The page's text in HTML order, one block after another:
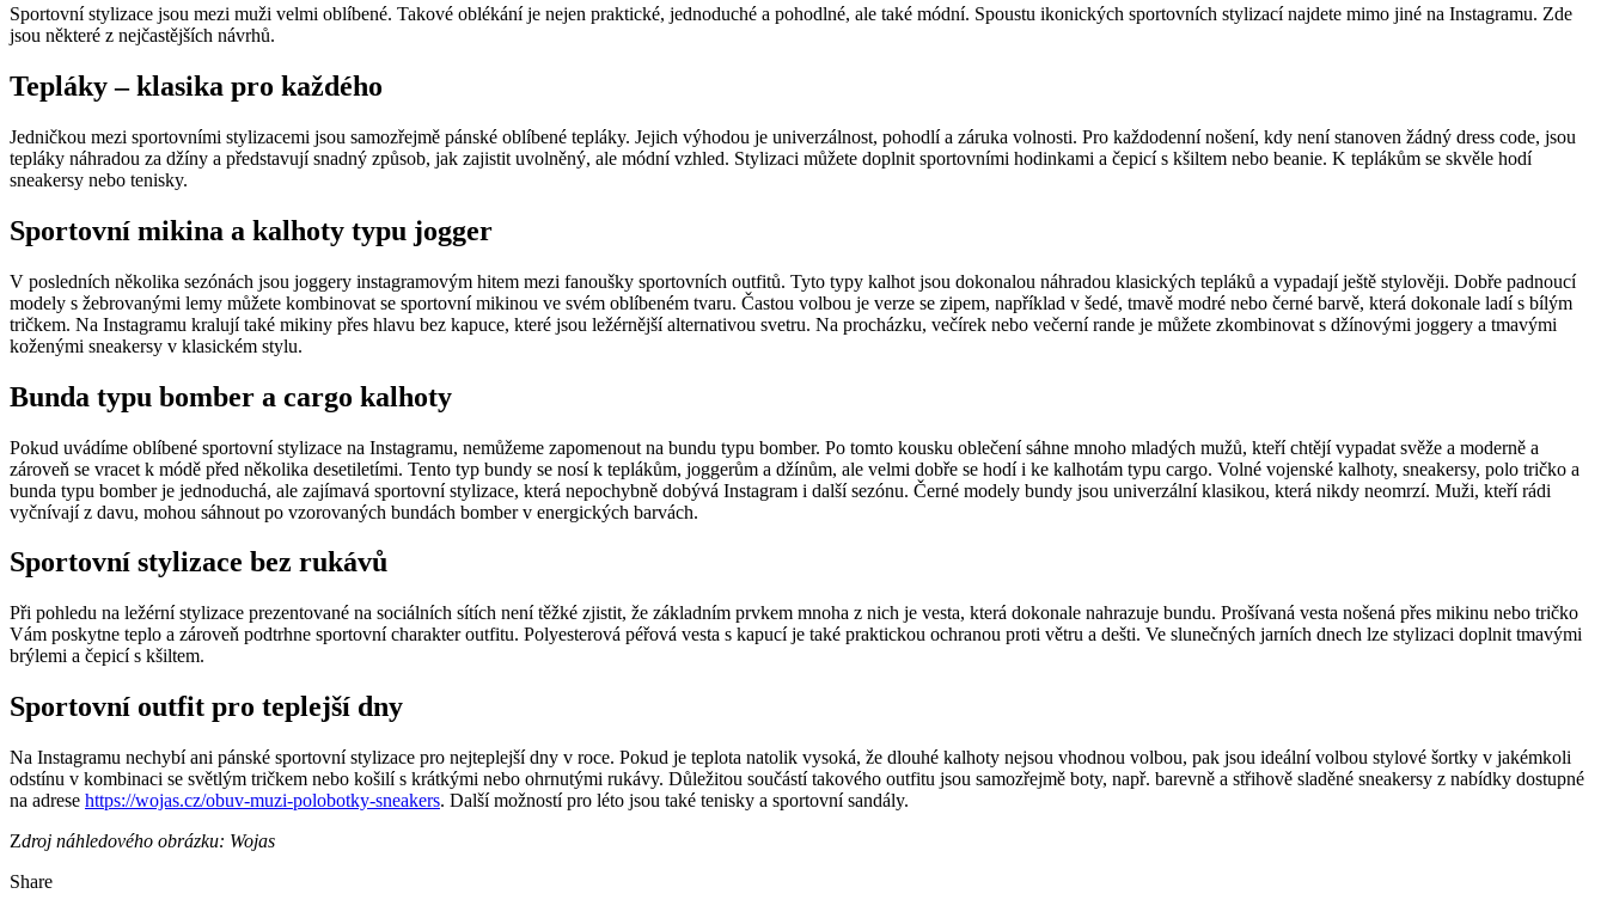
Sportovní stylizace jsou mezi muži velmi oblíbené. Takové oblékání je nejen praktické, jednoduché a pohodlné, ale také módní. Spoustu ikonických sportovních stylizací najdete mimo jiné na Instagramu. Zde
jsou některé z nejčastějších návrhů.
Tepláky – klasika pro každého
Jedničkou mezi sportovními stylizacemi jsou samozřejmě pánské oblíbené tepláky. Jejich výhodou je univerzálnost, pohodlí a záruka volnosti. Pro každodenní nošení, kdy není stanoven žádný dress code, jsou
tepláky náhradou za džíny a představují snadný způsob, jak zajistit uvolněný, ale módní vzhled. Stylizaci můžete doplnit sportovními hodinkami a čepicí s kšiltem nebo beanie. K teplákům se skvěle hodí
sneakersy nebo tenisky.
Sportovní mikina a kalhoty typu jogger
V posledních několika sezónách jsou joggery instagramovým hitem mezi fanoušky sportovních outfitů. Tyto typy kalhot jsou dokonalou náhradou klasických tepláků a vypadají ještě stylověji. Dobře padnoucí
modely s žebrovanými lemy můžete kombinovat se sportovní mikinou ve svém oblíbeném tvaru. Častou volbou je verze se zipem, například v šedé, tmavě modré nebo černé barvě, která dokonale ladí s bílým
tričkem. Na Instagramu kralují také mikiny přes hlavu bez kapuce, které jsou ležérnější alternativou svetru. Na procházku, večírek nebo večerní rande je můžete zkombinovat s džínovými joggery a tmavými
koženými sneakersy v klasickém stylu.
Bunda typu bomber a cargo kalhoty
Pokud uvádíme oblíbené sportovní stylizace na Instagramu, nemůžeme zapomenout na bundu typu bomber. Po tomto kousku oblečení sáhne mnoho mladých mužů, kteří chtějí vypadat svěže a moderně a
zároveň se vracet k módě před několika desetiletími. Tento typ bundy se nosí k teplákům, joggerům a džínům, ale velmi dobře se hodí i ke kalhotám typu cargo. Volné vojenské kalhoty, sneakersy, polo tričko a
bunda typu bomber je jednoduchá, ale zajímavá sportovní stylizace, která nepochybně dobývá Instagram i další sezónu. Černé modely bundy jsou univerzální klasikou, která nikdy neomrzí. Muži, kteří rádi
vyčnívají z davu, mohou sáhnout po vzorovaných bundách bomber v energických barvách.
Sportovní stylizace bez rukávů
Při pohledu na ležérní stylizace prezentované na sociálních sítích není těžké zjistit, že základním prvkem mnoha z nich je vesta, která dokonale nahrazuje bundu. Prošívaná vesta nošená přes mikinu nebo tričko
Vám poskytne teplo a zároveň podtrhne sportovní charakter outfitu. Polyesterová péřová vesta s kapucí je také praktickou ochranou proti větru a dešti. Ve slunečných jarních dnech lze stylizaci doplnit tmavými
brýlemi a čepicí s kšiltem.
Sportovní outfit pro teplejší dny
Na Instagramu nechybí ani pánské sportovní stylizace pro nejteplejší dny v roce. Pokud je teplota natolik vysoká, že dlouhé kalhoty nejsou vhodnou volbou, pak jsou ideální volbou stylové šortky v jakémkoli
odstínu v kombinaci se světlým tričkem nebo košilí s krátkými nebo ohrnutými rukávy. Důležitou součástí takového outfitu jsou samozřejmě boty, např. barevně a střihově sladěné sneakersy z nabídky dostupné
na adrese https://wojas.cz/obuv-muzi-polobotky-sneakers. Další možností pro léto jsou také tenisky a sportovní sandály.
Zdroj náhledového obrázku: Wojas
Share